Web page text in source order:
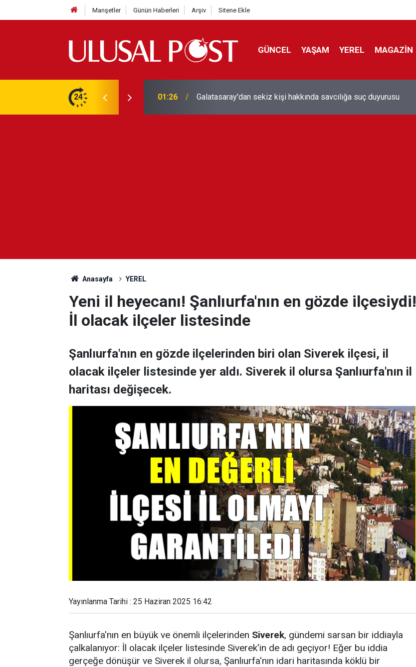
Manşetler Günün Haberleri Arşiv Sitene Ekle
GÜNCEL YAŞAM YEREL MAGAZİN
24
en yüksek seviyesine çıktı 01:26 Galatasaray'dan sekiz kişi hakkında savcılığa suç duyurusu
Anasayfa YEREL
Yeni il heyecanı! Şanlıurfa'nın en gözde ilçesiydi!
İl olacak ilçeler listesinde
Şanlıurfa'nın en gözde ilçelerinden biri olan Siverek ilçesi, il
olacak ilçeler listesinde yer aldı. Siverek il olursa Şanlıurfa'nın il
haritası değişecek.
Yayınlanma Tarihi : 25 Haziran 2025 16:42
Şanlıurfa'nın en büyük ve önemli ilçelerinden Siverek, gündemi sarsan bir iddiayla
çalkalanıyor: İl olacak ilçeler listesinde Siverek'in de adı geçiyor! Eğer bu iddia
gerçeğe dönüşür ve Siverek il olursa, Şanlıurfa'nın idari haritasında köklü bir